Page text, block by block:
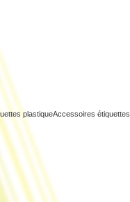
plastiqueAccessoires étiquettes